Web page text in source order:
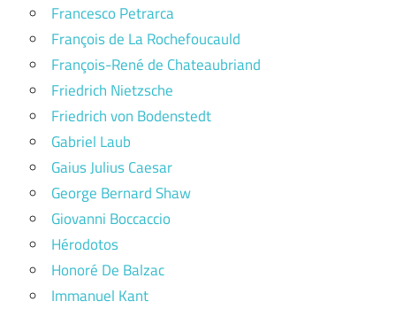
Francesco Petrarca
François de La Rochefoucauld
François-René de Chateaubriand
Friedrich Nietzsche
Friedrich von Bodenstedt
Gabriel Laub
Gaius Julius Caesar
George Bernard Shaw
Giovanni Boccaccio
Hérodotos
Honoré De Balzac
Immanuel Kant